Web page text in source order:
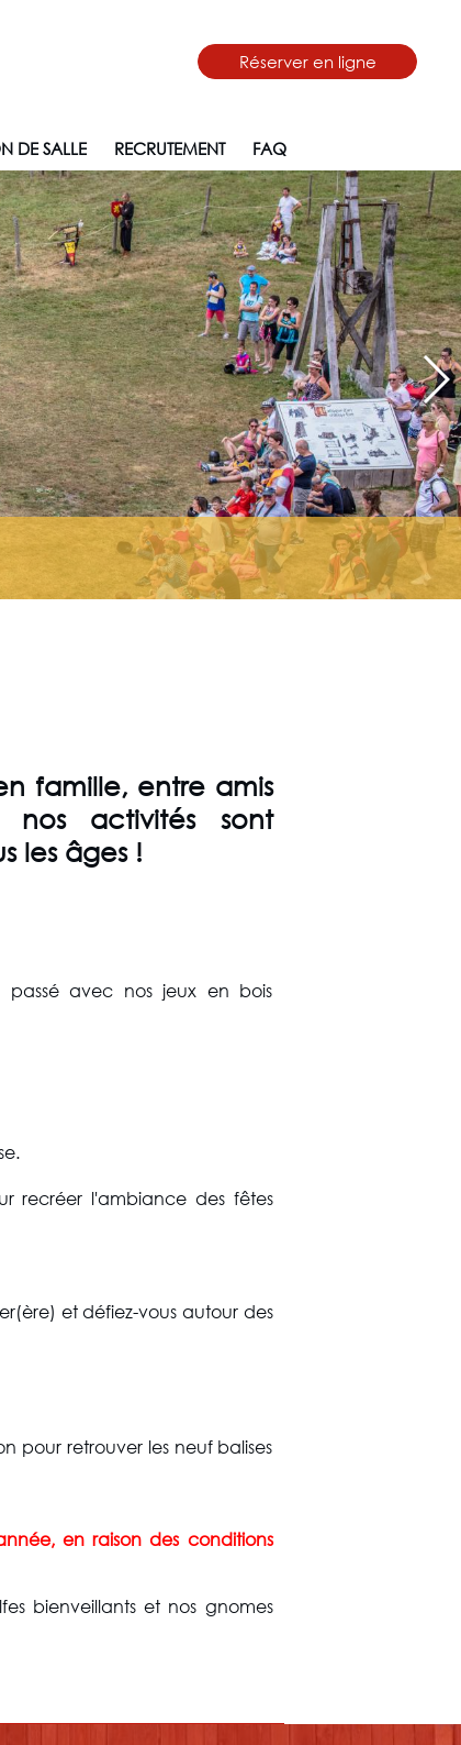
Réserver en ligne
DE SALLE RECRUTEMENT FAQ
famille, entre amis
activités sont
les âges !
passé avec nos jeux en bois
recréer l'ambiance des fêtes
et défiez-vous autour des
pour retrouver les neuf balises
en raison des conditions
bienveillants et nos gnomes